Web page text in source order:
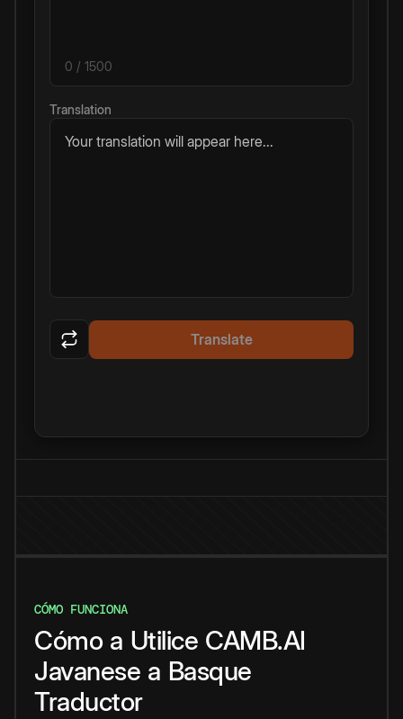
0 / 1500
Translation
Your translation will appear here...
Translate
CÓMO FUNCIONA
Cómo a Utilice CAMB.AI
Javanese a Basque
Traductor